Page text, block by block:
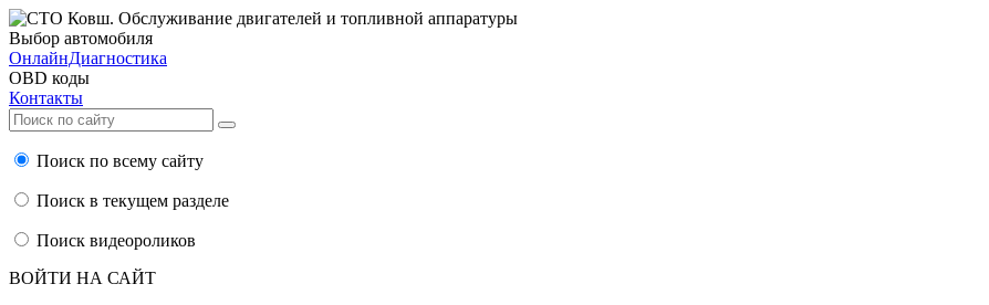
Выбор автомобиля
ОнлайнДиагностика
OBD коды
Контакты
Поиск по всему сайту
Поиск в текущем разделе
Поиск видеороликов
ВОЙТИ НА САЙТ